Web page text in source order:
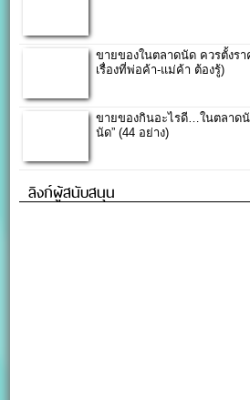
ขายของในตลาดนัด ควรตั้งรา
เรื่องที่พ่อค้า-แม่ค้า ต้องรู้)
ขายของกินอะไรดี…ในตลาด
นัด” (44 อย่าง)
ลิงก์ผู้สนับสนุน